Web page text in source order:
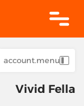
account.menu
Vivid Fella